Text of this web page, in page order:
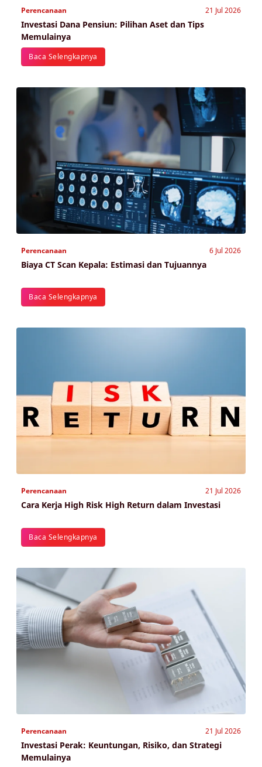
Perencanaan 21 Jul 2026
Investasi Dana Pensiun: Pilihan Aset dan Tips
Memulainya
Baca Selengkapnya
Perencanaan 6 Jul 2026
Biaya CT Scan Kepala: Estimasi dan Tujuannya
Baca Selengkapnya
Perencanaan 21 Jul 2026
Cara Kerja High Risk High Return dalam Investasi
Baca Selengkapnya
Perencanaan 21 Jul 2026
Investasi Perak: Keuntungan, Risiko, dan Strategi
Memulainya